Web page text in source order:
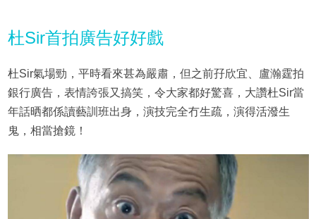
杜Sir首拍廣告好好戲
杜Sir氣場勁，平時看來甚為嚴肅，但之前孖欣宜、盧瀚霆拍
銀行廣告，表情誇張又搞笑，令大家都好驚喜，大讚杜Sir當
年話晒都係讀藝訓班出身，演技完全冇生疏，演得活潑生
鬼，相當搶鏡！